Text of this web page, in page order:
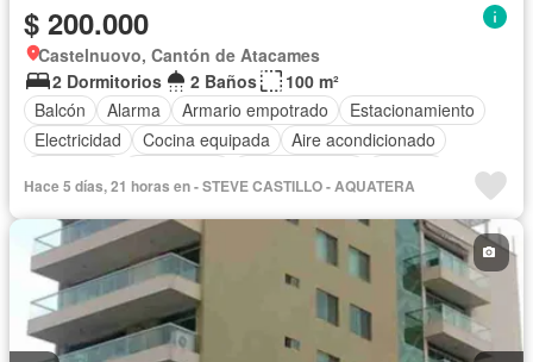
$ 200.000
Castelnuovo, Cantón de Atacames
2 Dormitorios
2 Baños
100 m²
Balcón
Alarma Armario empotrado
Estacionamiento
Electricidad
Cocina equipada
Aire acondicionado
Jacuzzi
Gas natural
Vista panorámica
Cuarto de servicio
Terraza Agua
Patio
Área para niños
Conserje
Acceso para personas con discapacidad
Garita de guardianía
Jardín
Gimnasio
Ascensor
Seguridad Cancha de tenis
Sauna
Hace 5 días, 21 horas en - STEVE CASTILLO - AQUATERA